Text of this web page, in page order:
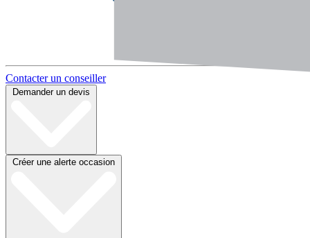
Contacter un conseiller
Demander un devis
Créer une alerte occasion